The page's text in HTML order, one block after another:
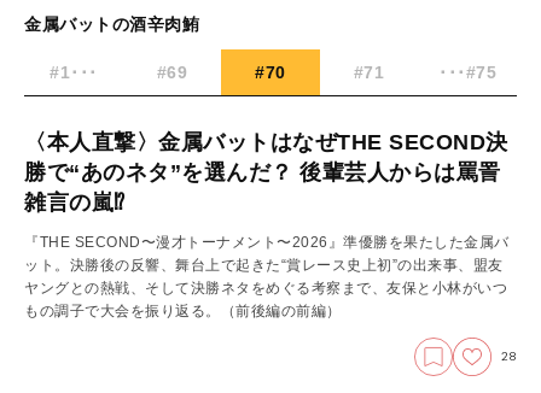
金属バットの酒辛肉鮪
#1･･･ #69 #70 #71 ･･･#75
〈本人直撃〉金属バットはなぜTHE SECOND決
勝で“あのネタ”を選んだ？ 後輩芸人からは罵詈
雑言の嵐⁉
『THE SECOND〜漫才トーナメント〜2026』準優勝を果たした金属バ
ット。決勝後の反響、舞台上で起きた“賞レース史上初”の出来事、盟友
ヤングとの熱戦、そして決勝ネタをめぐる考察まで、友保と小林がいつ
もの調子で大会を振り返る。
（前後編の前編）
28